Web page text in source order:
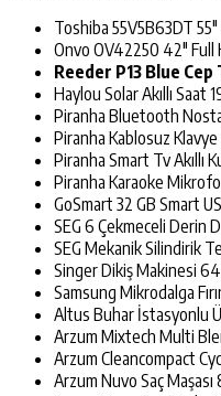
Toshiba 55V5B63DT
Onvo OV42250 42″ Full
Reeder P13 Blue
Haylou Solar Akıllı Saat
Piranha Bluetooth
Piranha Kablosuz
Piranha Smart Tv Akıllı
Piranha Karaoke
GoSmart 32 GB Smart
SEG 6 Çekmeceli Derin
SEG Mekanik Silindirik
Singer Dikiş Makinesi
Samsung Mikrodalga
Altus Buhar İstasyonlu
Arzum Mixtech Multi
Arzum Cleancompact
Arzum Nuvo Saç Maşası